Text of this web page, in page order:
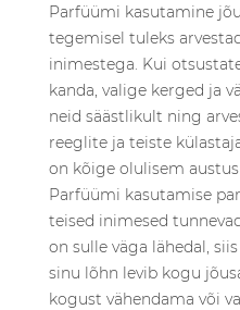
Parfüümi kasutamine
tegemisel tuleks
inimestega. Kui
kanda, valige kerged ja
neid säästlikult ning
reeglite ja teiste
on kõige olulisem
Parfüümi kasutamise
teised inimesed
on sulle väga lähedal,
sinu lõhn levib kogu
kogust vähendama või